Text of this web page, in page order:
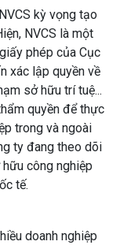
kỳ vọng tạo
NVCS là một
phép của Cục
xác lập quyền về
sở hữu trí tuệ...
quyền để thực
trong và ngoài
ty đang theo dõi
công nghiệp
tế.
doanh nghiệp